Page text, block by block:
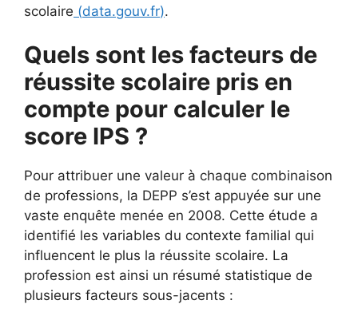
scolaire (data.gouv.fr).
Quels sont les facteurs de
réussite scolaire pris en
compte pour calculer le
score IPS ?
Pour attribuer une valeur à chaque combinaison
de professions, la DEPP s’est appuyée sur une
vaste enquête menée en 2008. Cette étude a
identifié les variables du contexte familial qui
influencent le plus la réussite scolaire. La
profession est ainsi un résumé statistique de
plusieurs facteurs sous-jacents :